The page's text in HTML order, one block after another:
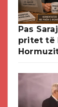
Pas
pritet të